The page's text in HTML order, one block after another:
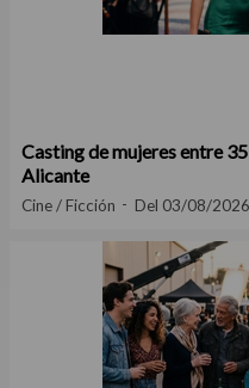
Casting de mujeres entre
Alicante
Cine / Ficción Del 03/08/